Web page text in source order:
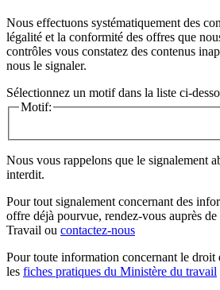
Nous effectuons systématiquement des
légalité et la conformité des offres que
contrôles vous constatez des contenus
nous le signaler.
Sélectionnez un motif dans la liste ci-
Motif:
Nous vous rappelons que le signalement
interdit.
Pour tout signalement concernant des
offre déjà pourvue, rendez-vous auprès
Travail ou contactez-nous
Pour toute information concernant le droit
les fiches pratiques du Ministère du travail